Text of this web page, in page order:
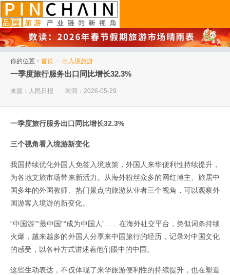
你的位置： 首页 > 出入境旅游
一季度旅行服务出口同比增长32.3%
来源：人民日报 时间：2026-05-29
一季度旅行服务出口同比增长32.3%
三个视角看入境游新变化
我国持续优化外国人免签入境政策，外国人来华便利性持续提升，
为各地文旅市场带来新活力。从海外粉丝众多的网红博主、旅居中
国多年的外国教师、热门景点的旅游从业者三个视角，可以观察外
国游客入境游的新变化。
“中国游”“最中国”“成为中国人”……在海外社交平台，类似词条持续
火爆，越来越多的外国人分享来中国旅行的经历，记录对中国文化
的感受，以各种方式讲述着他们眼中的中国。
这些生动表达，不仅体现了来华旅游便利性的持续提升，也在塑造